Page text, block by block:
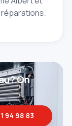
réparations.
On
94 98 83